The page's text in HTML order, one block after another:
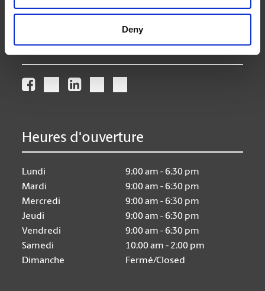
Deny
store120@theupsstore.ca
Nous suivre
Heures d'ouverture
Lundi
9:00 am - 6:30 pm
Mardi
9:00 am - 6:30 pm
Mercredi
9:00 am - 6:30 pm
Jeudi
9:00 am - 6:30 pm
Vendredi
9:00 am - 6:30 pm
Samedi
10:00 am - 2:00 pm
Dimanche
Fermé/Closed